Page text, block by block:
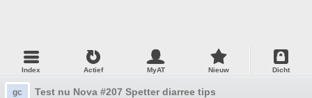
Index Actief MyAT Nieuw Dicht
gc Test nu Nova #207 Spetter diarree tips